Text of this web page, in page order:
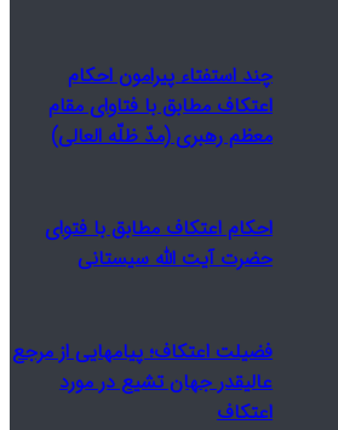
چند استفتاء پیرامون احکام
اعتکاف مطابق با فتاوای مقام
معظم رهبری (مدّ ظلّه العالی)
احکام اعتکاف مطابق با فتوای
حضرت آیت الله سیستانی
فضیلت اعتکاف؛ پیامهایی از مرجع
عالیقدر جهان تشیع در مورد
اعتکاف